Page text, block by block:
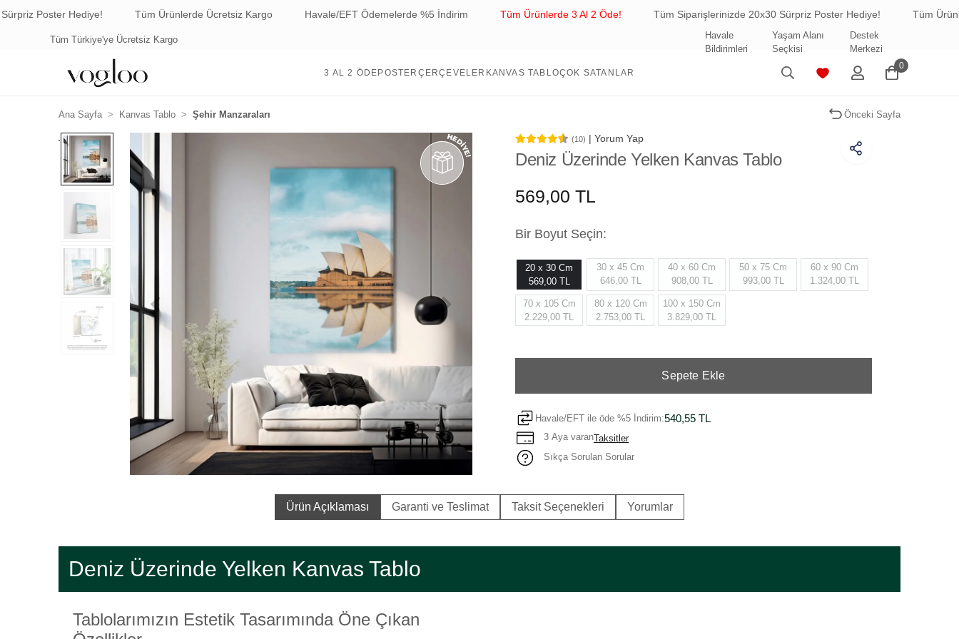
Hediye! Tüm Ürünlerde Ücretsiz Kargo Havale/EFT Ödemelerde %5 İndirim Tüm Ürünlerde 3 Al 2 Öde! Tüm Siparişlerinizde 20x30 Sürpriz Poster Hediye! Tüm Ürünlerde Ücretsiz
Havale ile Ödemede %5 İndirim
Havale
Bildirimleri
Yaşam Alanı
Seçkisi
Destek
Merkezi
3 AL 2 ÖDEPOSTER ÇERÇEVELER KANVAS TABLOÇOK SATANLAR
0
Ana Sayfa Kanvas Tablo Şehir Manzaraları Önceki Sayfa
(10) | Yorum Yap
Deniz Üzerinde Yelken Kanvas Tablo
569,00 TL
Bir Boyut Seçin:
20 x 30 Cm
569,00 TL
30 x 45 Cm
646,00 TL
40 x 60 Cm
908,00 TL
50 x 75 Cm
993,00 TL
60 x 90 Cm
1.324,00 TL
70 x 105 Cm
2.229,00 TL
80 x 120 Cm
2.753,00 TL
100 x 150 Cm
3.829,00 TL
Sepete Ekle
Havale/EFT ile öde %5 İndirim:540,55 TL
3 Aya varanTaksitler
Sıkça Sorulan Sorular
Ürün Açıklaması Garanti ve Teslimat Taksit Seçenekleri Yorumlar
Deniz Üzerinde Yelken Kanvas Tablo
Tablolarımızın Estetik Tasarımında Öne Çıkan